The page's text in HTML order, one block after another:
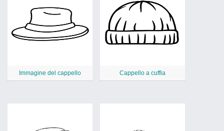
Immagine del cappello Cappello a cuffia